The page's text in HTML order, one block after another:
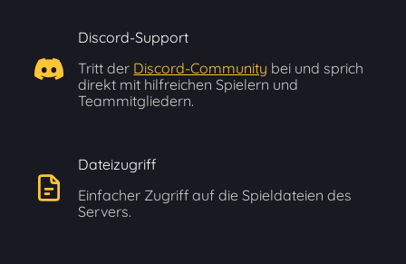
Discord-Support
Tritt der Discord-Community bei und sprich
direkt mit hilfreichen Spielern und
Teammitgliedern.
Dateizugriff
Einfacher Zugriff auf die Spieldateien des
Servers.